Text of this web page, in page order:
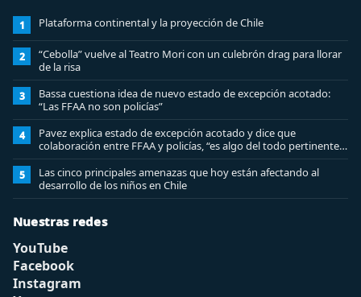
1 Plataforma continental y la proyección de Chile
2
“Cebolla” vuelve al Teatro Mori con un culebrón drag para llorar
de la risa
3
Bassa cuestiona idea de nuevo estado de excepción acotado:
“Las FFAA no son policías”
4
Pavez explica estado de excepción acotado y dice que
colaboración entre FFAA y policías, “es algo del todo pertinente
analizar”
5
Las cinco principales amenazas que hoy están afectando al
desarrollo de los niños en Chile
Nuestras redes
YouTube
Facebook
Instagram